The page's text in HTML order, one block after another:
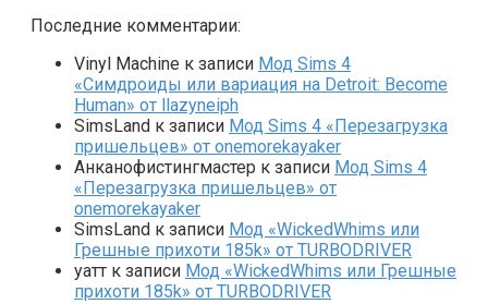
Последние комментарии:
Vinyl Machine к записи Мод Sims 4
«Симдроиды или вариация на Detroit: Become
Human» от llazyneiph
SimsLand к записи Мод Sims 4 «Перезагрузка
пришельцев» от onemorekayaker
Анканофистингмастер к записи Мод Sims 4
«Перезагрузка пришельцев» от
onemorekayaker
SimsLand к записи Мод «WickedWhims или
Грешные прихоти 185k» от TURBODRIVER
yaтт к записи Мод «WickedWhims или Грешные
прихоти 185k» от TURBODRIVER